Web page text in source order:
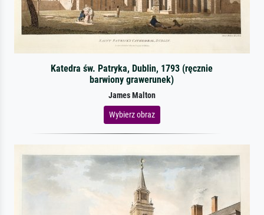
Katedra św. Patryka, Dublin, 1793 (ręcznie
barwiony grawerunek)
James Malton
Wybierz obraz